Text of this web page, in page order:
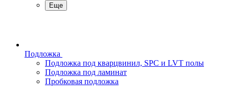
Еще
Подложка
Подложка под кварцвинил, SPC и LVT полы
Подложка под ламинат
Пробковая подложка